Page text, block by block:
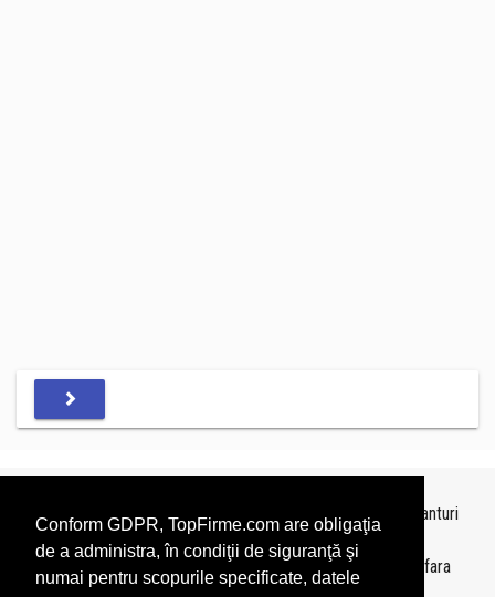
Conform GDPR, TopFirme.com are obligaţia
de a administra, în condiţii de siguranţă şi
numai pentru scopurile specificate, datele
Topurile sunt realizate deTopFirme
pe baza ultimelor bilanturi
depuse si au scop informativ.
Este interzisa folosirea topurilor fara acordul TopFirme si fara